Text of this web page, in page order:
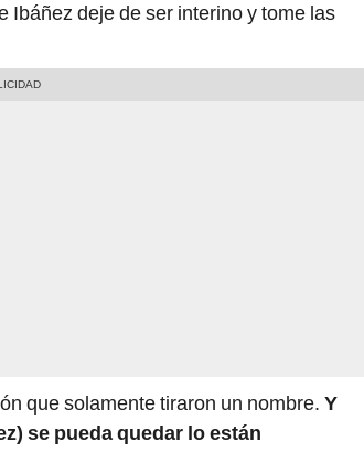
Ibáñez deje de ser interino y tome las
que solamente tiraron un nombre. Y
se pueda quedar lo están